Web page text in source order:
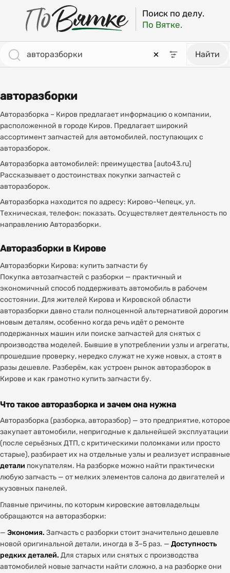
Поиск по делу.
По Вятке.
Найти
авторазборки
Авторазборка – Киров предлагает информацию о компании,
расположенной в городе Киров. Предлагает широкий
ассортимент запчастей для автомобилей, поступающих с
авторазборок.
Авторазборка автомобилей: преимущества [auto43.ru]
Рассказывает о достоинствах покупки запчастей с
авторазборок.
Авторазборка находится по адресу: Кирово-Чепецк, ул.
Техническая, телефон: показать. Осуществляет деятельность по
направлению Авторазборки.
Авторазборки в Кирове
Авторазборки Кирова: купить запчасти бу
Покупка автозапчастей с разборки — практичный и
экономичный способ поддерживать автомобиль в рабочем
состоянии. Для жителей Кирова и Кировской области
авторазборки давно стали полноценной альтернативой дорогим
новым деталям, особенно когда речь идёт о ремонте
подержанных машин или поиске запчастей для снятых с
производства моделей. Бывшие в употреблении узлы и агрегаты,
прошедшие проверку, нередко служат не хуже новых, а стоят в
разы дешевле. Разберём, как устроен рынок авторазборок в
Кирове и как грамотно купить запчасти бу.
Что такое авторазборка и зачем она нужна
Авторазборка (разборка, авторазбор) — это предприятие, которое
закупает автомобили, непригодные к дальнейшей эксплуатации
(после серьёзных ДТП, с критическими поломками или просто
старые), разбирает их на отдельные узлы и реализует исправные
детали покупателям. На разборке можно найти практически
любую запчасть — от мелких элементов салона до двигателей и
кузовных панелей.
Главные причины, по которым кировские автовладельцы
обращаются на авторазборки:
— Экономия. Запчасть с разборки стоит значительно дешевле
новой оригинальной детали, иногда в 3–5 раз. — Доступность
редких деталей. Для старых или снятых с производства
автомобилей новые запчасти найти сложно, а на разборке они